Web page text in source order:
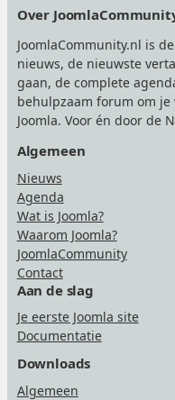
Over
JoomlaCommunity.nl is
nieuws, de nieuwste
gaan, de complete
behulpzaam forum om
Joomla. Voor én door de
Algemeen
Nieuws
Agenda
Wat is Joomla?
Waarom Joomla?
JoomlaCommunity
Contact
Aan de slag
Je eerste Joomla site
Documentatie
Downloads
Algemeen